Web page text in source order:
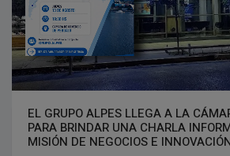
EL GRUPO ALPES LLEGA A LA
PARA BRINDAR UNA CHARLA
MISIÓN DE NEGOCIOS E